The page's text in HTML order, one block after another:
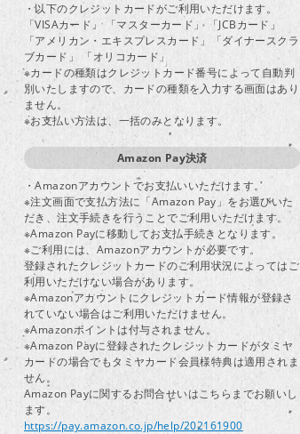
・以下のクレジットカードがご利用いただけます。
「VISAカード」 「マスターカード」 「JCBカード」
「アメリカン・エキスプレスカード」「ダイナースクラ
ブカード」 「オリコカード」
※カードの種類はクレジットカード番号によって自動判
別いたしますので、カードの種類を入力する画面はあり
ません。
※お支払い方法は、一括のみとなります。
Amazon Pay決済
・Amazonアカウントでお支払いいただけます。
※注文画面で支払方法に「Amazon Pay」をお選びいた
だき、注文手続きを行うことでご利用いただけます。
※Amazon Payに移動してお支払手続きとなります。
※ご利用には、Amazonアカウントが必要です。
登録されたクレジットカードのご利用状況によってはご
利用いただけない場合があります。
※Amazonアカウントにクレジットカード情報が登録さ
れていない場合はご利用いただけません。
※Amazonポイントは付与されません。
※Amazon Payに登録されたクレジットカードがタミヤ
カードの場合でもタミヤカード会員様特典は適用されま
せん。
Amazon Payに関するお問合せいはこちらまでお願いし
ます。
https://pay.amazon.co.jp/help/202161900